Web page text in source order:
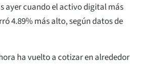
ayer cuando el activo digital más
4.89% más alto, según datos de
ha vuelto a cotizar en alrededor